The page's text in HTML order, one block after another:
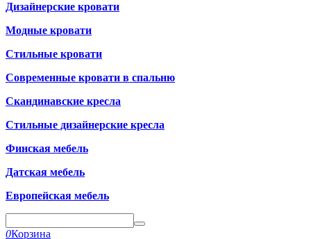
Дизайнерские кровати
Модные кровати
Стильные кровати
Современные кровати в спальню
Скандинавские кресла
Стильные дизайнерские кресла
Финская мебель
Датская мебель
Европейская мебель
0Корзина